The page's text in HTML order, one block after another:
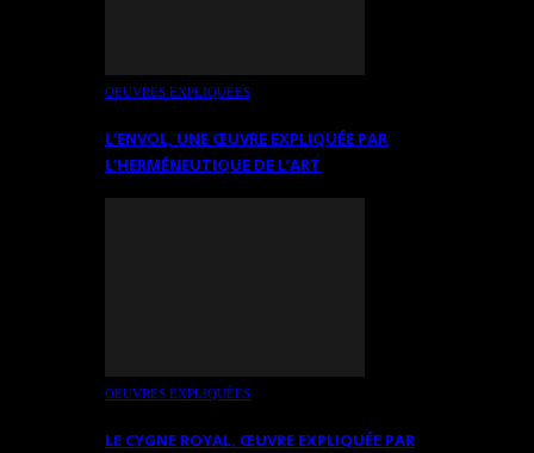
OEUVRES EXPLIQUÉES
L’ENVOL, UNE ŒUVRE EXPLIQUÉE PAR
L’HERMÉNEUTIQUE DE L’ART
OEUVRES EXPLIQUÉES
LE CYGNE ROYAL. ŒUVRE EXPLIQUÉE PAR